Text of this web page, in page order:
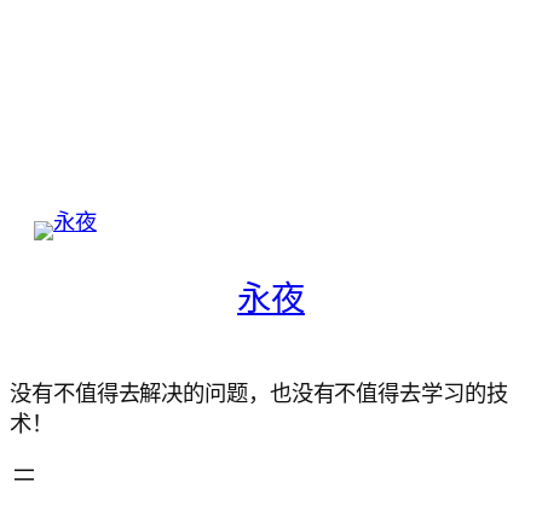
永夜
没有不值得去解决的问题，也没有不值得去学习的技
术！